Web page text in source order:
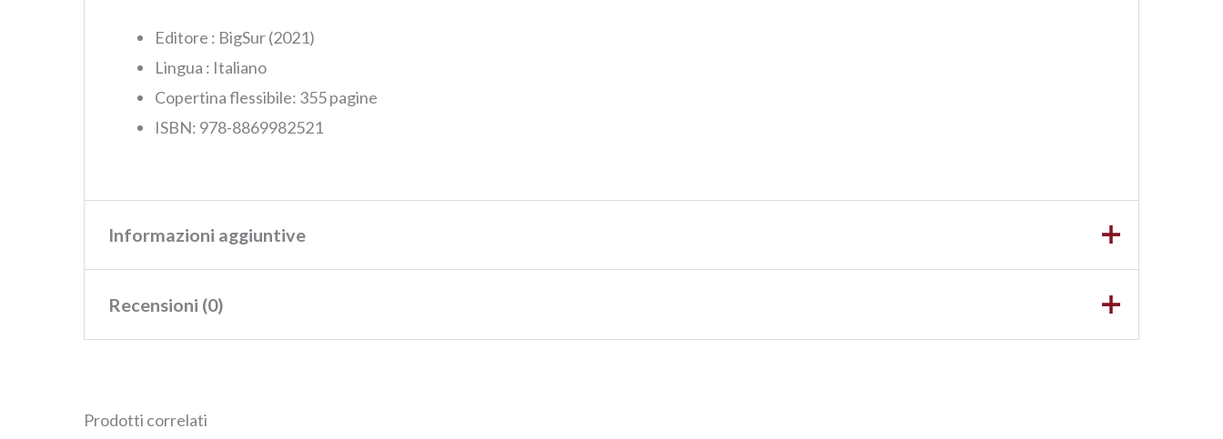
Editore : ‎BigSur (2021)
Lingua :‎ Italiano
Copertina flessibile:‎ 355 pagine
ISBN‏: ‎978-8869982521
Informazioni aggiuntive
Peso
Recensioni (0)
Prodotti correlati